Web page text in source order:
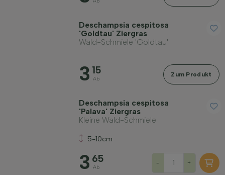
Deschampsia cespitosa
'Goldtau' Ziergras
Wald-Schmiele 'Goldtau'
3 15
Ab
Zum Produkt
Deschampsia cespitosa
'Palava' Ziergras
Kleine Wald-Schmiele
5-10cm
3 65
Ab
- +